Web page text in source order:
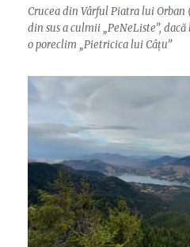
Crucea din Vârful Piatra lui
din sus a culmii „PeNeListe”,
o poreclim „Pietricica lui Câțu”